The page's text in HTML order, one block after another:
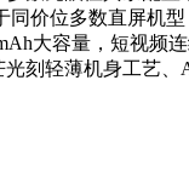
同价位多数直屏
大容量，短视频
刻轻薄机身工艺